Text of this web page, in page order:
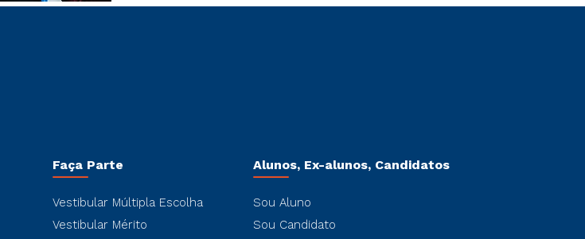
Faça Parte
Vestibular Múltipla Escolha
Vestibular Mérito
Alunos, Ex-alunos, Candidatos
Sou Aluno
Sou Candidato